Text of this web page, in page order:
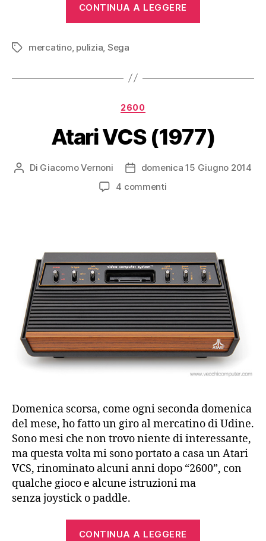
CONTINUA A LEGGERE
Tag mercatino, pulizia, Sega
Categorie
2600
Atari VCS (1977)
Autore
Di Giacomo Vernoni
Data
dell'articolo
domenica 15 Giugno 2014
4 commentisu
Domenica scorsa, come ogni seconda domenica
del mese, ho fatto un giro al mercatino di Udine.
Sono mesi che non trovo niente di interessante,
ma questa volta mi sono portato a casa un Atari
VCS, rinominato alcuni anni dopo “2600”, con
qualche gioco e alcune istruzioni ma
senza joystick o paddle.
CONTINUA A LEGGERE